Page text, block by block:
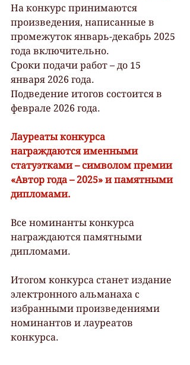
На конкурс принимаются
произведения, написанные в
промежуток январь-декабрь 2025
года включительно.
Сроки подачи работ – до 15
января 2026 года.
Подведение итогов состоится в
феврале 2026 года.
Лауреаты конкурса
награждаются именными
статуэтками – символом премии
«Автор года – 2025» и памятными
дипломами.
Все номинанты конкурса
награждаются памятными
дипломами.
Итогом конкурса станет издание
электронного альманаха с
избранными произведениями
номинантов и лауреатов
конкурса.